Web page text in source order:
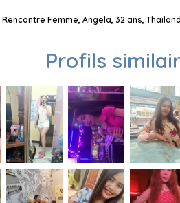
Rencontre Femme, Angela, 32 ans,
Profils